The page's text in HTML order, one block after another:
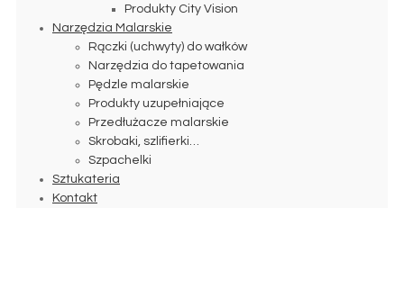
Produkty City Vision
Narzędzia Malarskie
Rączki (uchwyty) do wałków
Narzędzia do tapetowania
Pędzle malarskie
Produkty uzupełniające
Przedłużacze malarskie
Skrobaki, szlifierki…
Szpachelki
Sztukateria
Kontakt